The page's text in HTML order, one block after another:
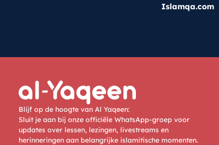
Islamqa.com
Blijf op de hoogte van Al Yaqeen:
Sluit je aan bij onze officiële WhatsApp-groep voor
updates over lessen, lezingen, livestreams en
herinneringen aan belangrijke islamitische momenten.